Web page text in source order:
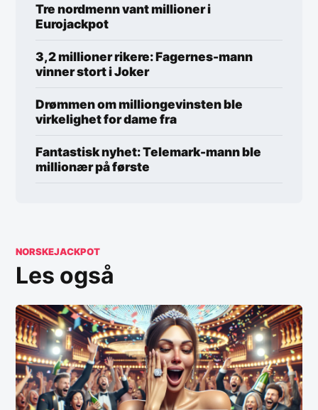
Tre nordmenn vant millioner i
Eurojackpot
3,2 millioner rikere: Fagernes-mann
vinner stort i Joker
Drømmen om milliongevinsten ble
virkelighet for dame fra
Fantastisk nyhet: Telemark-mann ble
millionær på første
NORSKEJACKPOT
Les også